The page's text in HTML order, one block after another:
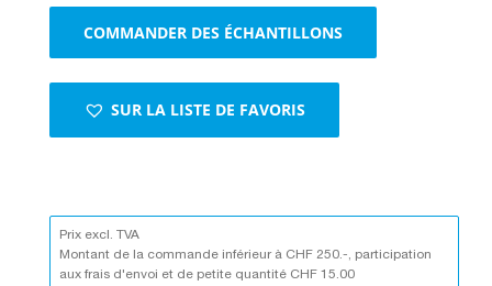
d'air
blanc
COMMANDER DES ÉCHANTILLONS
SUR LA LISTE DE FAVORIS
Prix excl. TVA
Montant de la commande inférieur à CHF 250.-, participation
aux frais d'envoi et de petite quantité CHF 15.00